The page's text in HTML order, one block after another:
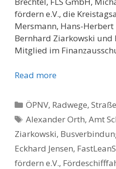
fördern e.V., die
Mersmann, Hans-Herbert
Bernhard Ziarkowski und
Mitglied im
Read more
Kategorien
ÖPNV, Radwege,
Schlagwörter
Alexander Orth,Amt
Ziarkowski,
Eckhard Jensen,
fördern e.V.,